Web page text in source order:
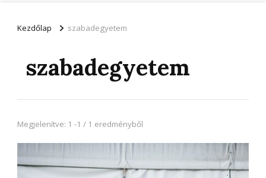
Kezdőlap szabadegyetem
szabadegyetem
Megjelenítve: 1 -1 / 1 eredményből